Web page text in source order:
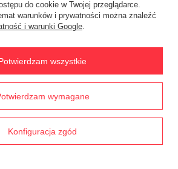
Status zamówienia
Śledzenie przesyłki
Chcę zwrócić produkt
Chcę wymienić towar
Kontakt
Konto
do cookie w Twojej przeglądarce.
warunków i prywatności można znaleźć
i warunki Google.
wymagane
Konfiguracja zgód
wszystkie